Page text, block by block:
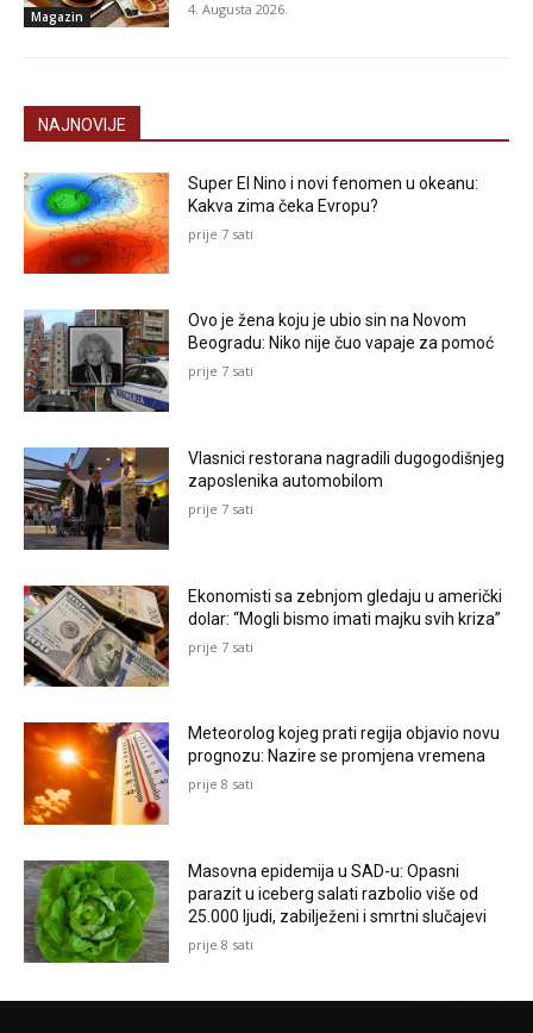
Magazin 4. Augusta 2026.
NAJNOVIJE
Super El Nino i novi fenomen u okeanu:
Kakva zima čeka Evropu?
prije 7 sati
Ovo je žena koju je ubio sin na Novom
Beogradu: Niko nije čuo vapaje za pomoć
prije 7 sati
Vlasnici restorana nagradili dugogodišnjeg
zaposlenika automobilom
prije 7 sati
Ekonomisti sa zebnjom gledaju u američki
dolar: “Mogli bismo imati majku svih kriza”
prije 7 sati
Meteorolog kojeg prati regija objavio novu
prognozu: Nazire se promjena vremena
prije 8 sati
Masovna epidemija u SAD-u: Opasni
parazit u iceberg salati razbolio više od
25.000 ljudi, zabilježeni i smrtni slučajevi
prije 8 sati